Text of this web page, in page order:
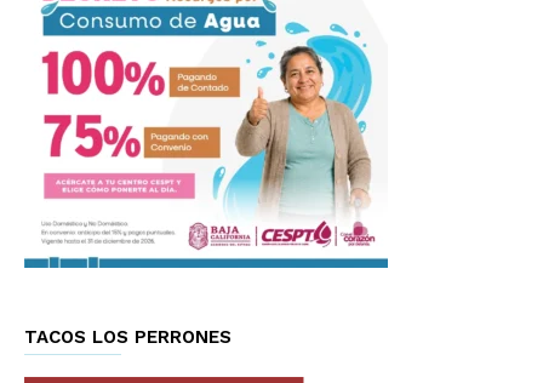
TACOS LOS PERRONES